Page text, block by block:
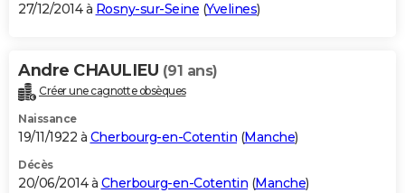
27/12/2014 à Rosny-sur-Seine (Yvelines)
Andre CHAULIEU (91 ans)
Créer une cagnotte obsèques
Naissance
19/11/1922 à Cherbourg-en-Cotentin (Manche)
Décès
20/06/2014 à Cherbourg-en-Cotentin (Manche)